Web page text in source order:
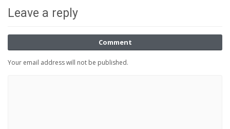
Leave a reply
Comment
Your email address will not be published.